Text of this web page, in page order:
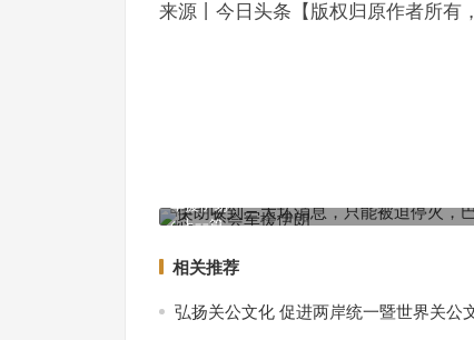
来源丨今日头条【版权归原作者所有
上一篇
军援伊朗
相关推荐
弘扬关公文化 促进两岸统一暨世界关公